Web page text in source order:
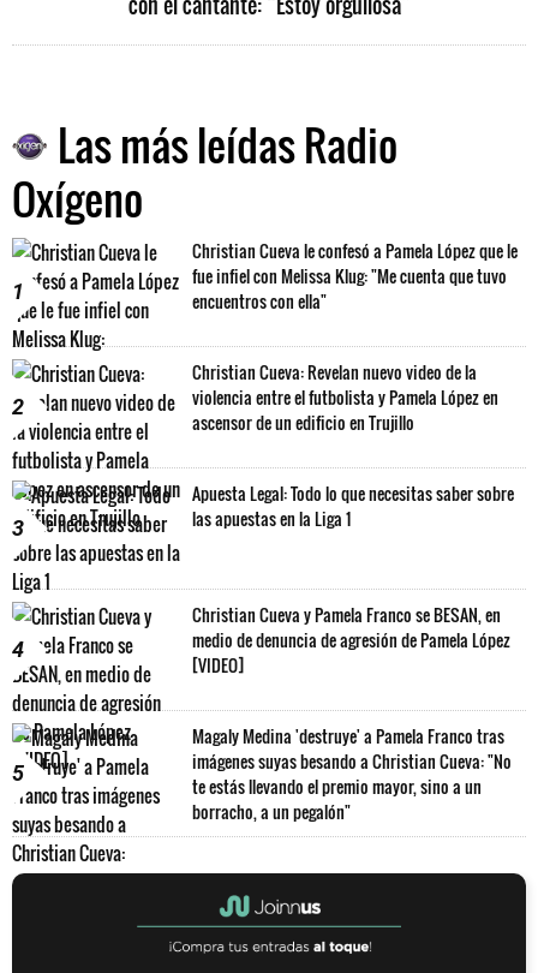
Las más leídas Radio
Oxígeno
1
Christian Cueva le confesó a Pamela López que le
fue infiel con Melissa Klug: "Me cuenta que tuvo
encuentros con ella"
2
Christian Cueva: Revelan nuevo video de la
violencia entre el futbolista y Pamela López en
ascensor de un edificio en Trujillo
3
Apuesta Legal: Todo lo que necesitas saber sobre
las apuestas en la Liga 1
4
Christian Cueva y Pamela Franco se BESAN, en
medio de denuncia de agresión de Pamela López
[VIDEO]
5
Magaly Medina 'destruye' a Pamela Franco tras
imágenes suyas besando a Christian Cueva: "No
te estás llevando el premio mayor, sino a un
borracho, a un pegalón"